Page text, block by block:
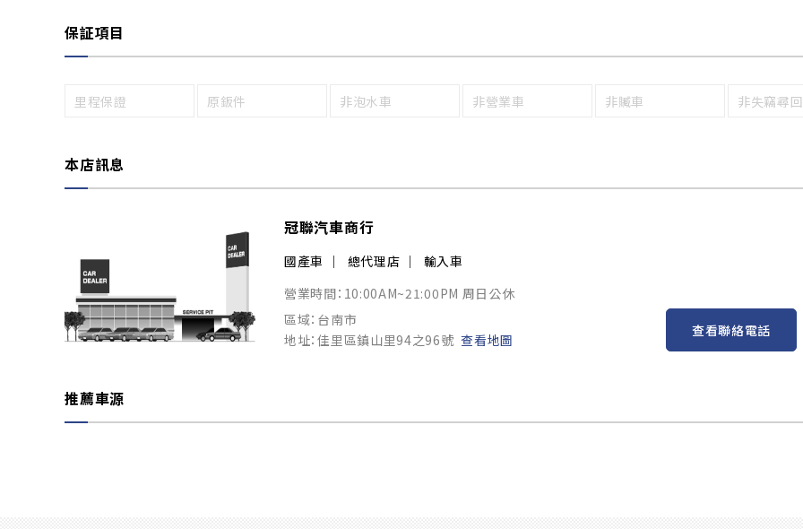
保証項目
里程保證 原鈑件 非泡水車 非營業車 非贓車 非失竊尋
本店訊息
冠聯汽車商行
國產車 總代理店
輸入車
營業時間：10:00AM~21:00PM 周日公休
區域：台南市
地址：佳里區鎮山里94之96號 查看地圖
查看聯絡電話
推薦車源